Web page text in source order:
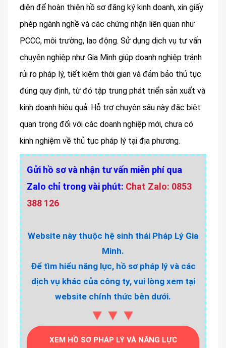
diện để hoàn thiện hồ sơ đăng ký kinh doanh, xin giấy
phép ngành nghề và các chứng nhận liên quan như
PCCC, môi trường, lao động. Sử dụng dịch vụ tư vấn
chuyên nghiệp như Gia Minh giúp doanh nghiệp tránh
rủi ro pháp lý, tiết kiệm thời gian và đảm bảo thủ tục
đúng quy định, từ đó tập trung phát triển sản xuất và
kinh doanh hiệu quả. Hỗ trợ chuyên sâu này đặc biệt
quan trọng đối với các doanh nghiệp mới, chưa có
kinh nghiệm về thủ tục pháp lý tại địa phương.
Gửi hồ sơ và nhận tư vấn miễn phí qua
Zalo chỉ trong vài phút: Chat Zalo: 0853
388 126
Website này thuộc hệ sinh thái Pháp Lý Gia
Minh.
Để tìm hiểu năng lực, hồ sơ pháp lý và các
dịch vụ khác của công ty, vui lòng xem tại
website chính thức bên dưới.
▼▼▼
XEM HỒ SƠ PHÁP LÝ VÀ NĂNG LỰC